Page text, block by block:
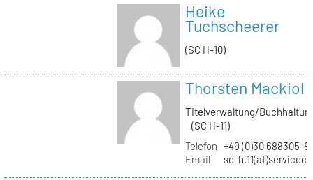
Heike
Tuchscheerer
(SC H-10)
Thorsten Mackiol
Titelverwaltung/
(SC H-11)
Telefon +49 (0)30 688305-
Email
sc-